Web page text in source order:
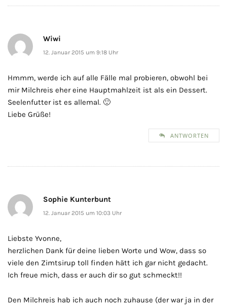
Wiwi
12. Januar 2015 um 9:18 Uhr
Hmmm, werde ich auf alle Fälle mal probieren, obwohl bei
mir Milchreis eher eine Hauptmahlzeit ist als ein Dessert.
Seelenfutter ist es allemal. 🙂
Liebe Grüße!
ANTWORTEN
Sophie Kunterbunt
12. Januar 2015 um 10:03 Uhr
Liebste Yvonne,
herzlichen Dank für deine lieben Worte und Wow, dass so
viele den Zimtsirup toll finden hätt ich gar nicht gedacht.
Ich freue mich, dass er auch dir so gut schmeckt!!
Den Milchreis hab ich auch noch zuhause (der war ja in der